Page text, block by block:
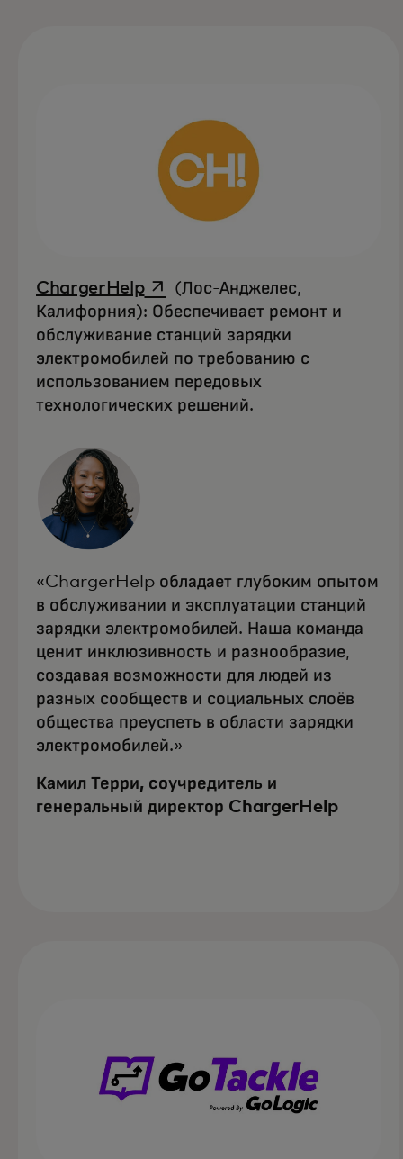
ChargerHelpopens in a new tab
(Лос-Анджелес,
Калифорния): Обеспечивает ремонт и
обслуживание станций зарядки
электромобилей по требованию с
использованием передовых
технологических решений.
«ChargerHelp обладает глубоким опытом
в обслуживании и эксплуатации станций
зарядки электромобилей. Наша команда
ценит инклюзивность и разнообразие,
создавая возможности для людей из
разных сообществ и социальных слоёв
общества преуспеть в области зарядки
электромобилей.»
Камил Терри, соучредитель и
генеральный директор ChargerHelp